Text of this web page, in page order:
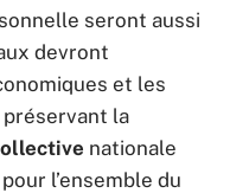
seront aussi
devront
et les
la
nationale
l’ensemble du